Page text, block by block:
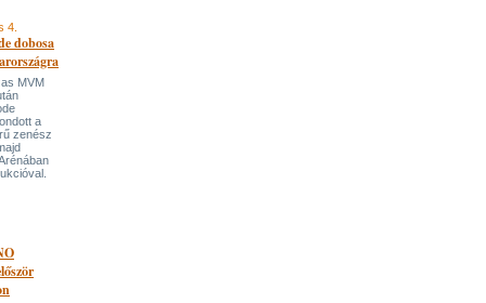
4.
dobosa
MVM
a
zenész